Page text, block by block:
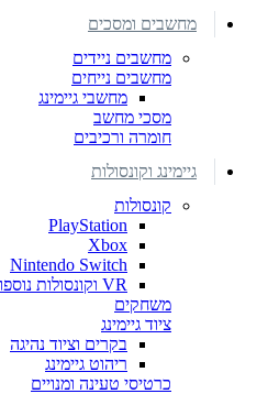
מחשבים ומסכים
מחשבים ניידים
מחשבים נייחים
מחשבי גיימינג
מסכי מחשב
חומרה ורכיבים
גיימינג וקונסולות
קונסולות
PlayStation
Xbox
Nintendo Switch
VR וקונסולות נוספות
משחקים
ציוד גיימינג
בקרים וציוד נהיגה
ריהוט גיימינג
כרטיסי טעינה ומנויים